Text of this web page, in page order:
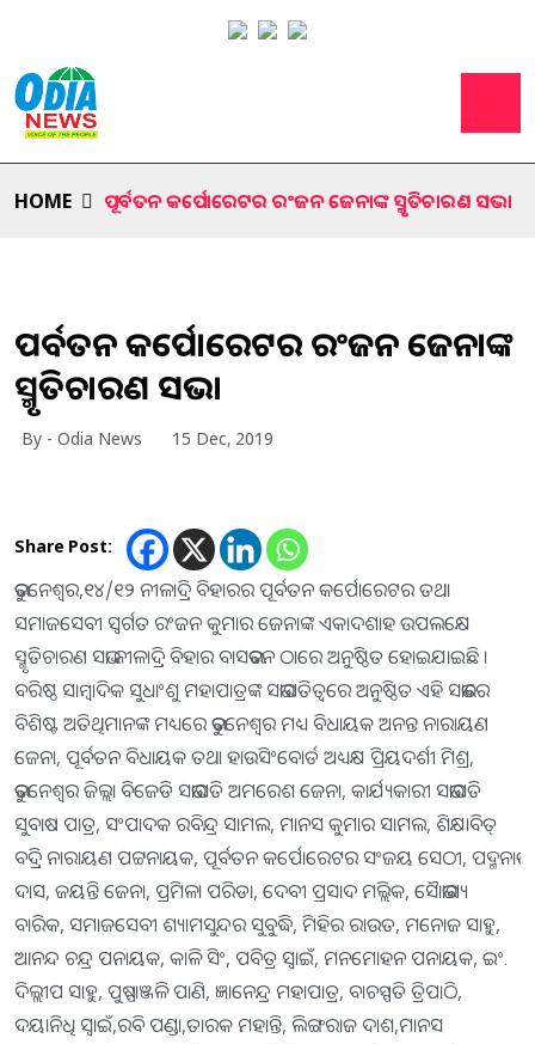
HOME ପୂର୍ବତନ କର୍ପୋରେଟର ରଂଜନ ଜେନାଙ୍କ ସ୍ମୃତିଚାରଣ ସଭା
ପୂର୍ବତନ କର୍ପୋରେଟର ରଂଜନ ଜେନାଙ୍କ
ସ୍ମୃତିଚାରଣ ସଭା
By - Odia News 15 Dec, 2019
Share Post:
ଭୁବନେଶ୍ୱର,୧୪/୧୨ ନୀଳାଦ୍ରି ବିହାରର ପୂର୍ବତନ କର୍ପୋରେଟର ତଥା
ସମାଜସେବୀ ସ୍ୱର୍ଗତ ରଂଜନ କୁମାର ଜେନାଙ୍କ ଏକାଦଶାହ ଉପଲକ୍ଷେ
ସ୍ମୃତିଚାରଣ ସଭା ନୀଳାଦ୍ରି ବିହାର ବାସଭବନ ଠାରେ ଅନୁଷ୍ଠିତ ହୋଇଯାଇଛି ।
ବରିଷ୍ଠ ସାମ୍ବାଦିକ ସୁଧାଂଶୁ ମହାପାତ୍ରଙ୍କ ସଭାପତିତ୍ୱରେ ଅନୁଷ୍ଠିତ ଏହି ସଭାରେ
ବିଶିଷ୍ଟ ଅତିଥିମାନଙ୍କ ମଧ୍ୟରେ ଭୁବନେଶ୍ୱର ମଧ୍ୟ ବିଧାୟକ ଅନନ୍ତ ନାରାୟଣ
ଜେନା, ପୂର୍ବତନ ବିଧାୟକ ତଥା ହାଉସିଂବୋର୍ଡ ଅଧ୍ୟକ୍ଷ ପ୍ରିୟଦର୍ଶୀ ମିଶ୍ର,
ଭୁବନେଶ୍ୱର ଜିଲ୍ଲା ବିଜେଡି ସଭାପତି ଅମରେଶ ଜେନା, କାର୍ଯ୍ୟକାରୀ ସଭାପତି
ସୁବାଷ ପାତ୍ର, ସଂପାଦକ ରବିନ୍ଦ୍ର ସାମଲ, ମାନସ କୁମାର ସାମଲ, ଶିକ୍ଷାବିତ୍
ବଦ୍ରି ନାରାୟଣ ପଟ୍ଟନାୟକ, ପୂର୍ବତନ କର୍ପୋରେଟର ସଂଜୟ ସେଠୀ, ପଦ୍ମନାଭ
ଦାସ, ଜୟନ୍ତି ଜେନା, ପ୍ରମିଳା ପରିଡା, ଦେବୀ ପ୍ରସାଦ ମଲ୍ଲିକ, ସୈାଭାଗ୍ୟ
ବାରିକ, ସମାଜସେବୀ ଶ୍ୟାମସୁନ୍ଦର ସୁବୁଦ୍ଧି, ମିହିର ରାଉତ, ମନୋଜ ସାହୁ,
ଆନନ୍ଦ ଚନ୍ଦ୍ର ପନାୟକ, କାଳି ସିଂ, ପବିତ୍ର ସ୍ୱାଇଁ, ମନମୋହନ ପନାୟକ, ଇଂ.
ଦିଲ୍ଲୀପ ସାହୁ, ପୁଷ୍ପାଞ୍ଜଳି ପାଣି, ଜ୍ଞାନେନ୍ଦ୍ର ମହାପାତ୍ର, ବାଚସ୍ପତି ତ୍ରିପାଠି,
ଦୟାନିଧି ସ୍ୱାଇଁ,ରବି ପଣ୍ଡା,ତାରକ ମହାନ୍ତି, ଲିଙ୍ଗରାଜ ଦାଶ,ମାନସ